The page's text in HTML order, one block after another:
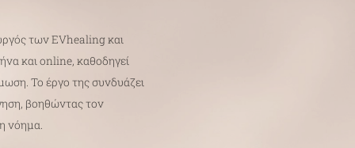
των EVhealing και
και online, καθοδηγεί
Το έργο της συνδυάζει
βοηθώντας τον
νόημα.